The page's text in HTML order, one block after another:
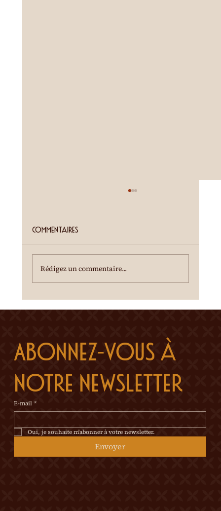
Abonnez-vous à
notre newsletter
E-mail *
Oui, je souhaite m'abonner à votre newsletter.
Envoyer
Cour de la Ferme du Château Mercier
Entrée gratuite Restauration dès 19h00
Commentaires
Rédigez un commentaire...